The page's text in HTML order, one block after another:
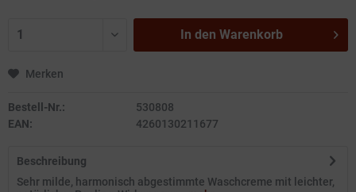
In den Warenkorb
Merken
Bestell-Nr.:
530808
EAN:
4260130211677
Beschreibung
Sehr milde, harmonisch abgestimmte Waschcreme mit leichter,